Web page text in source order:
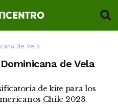
de Vela
de Vela
de kite para los
Chile 2023